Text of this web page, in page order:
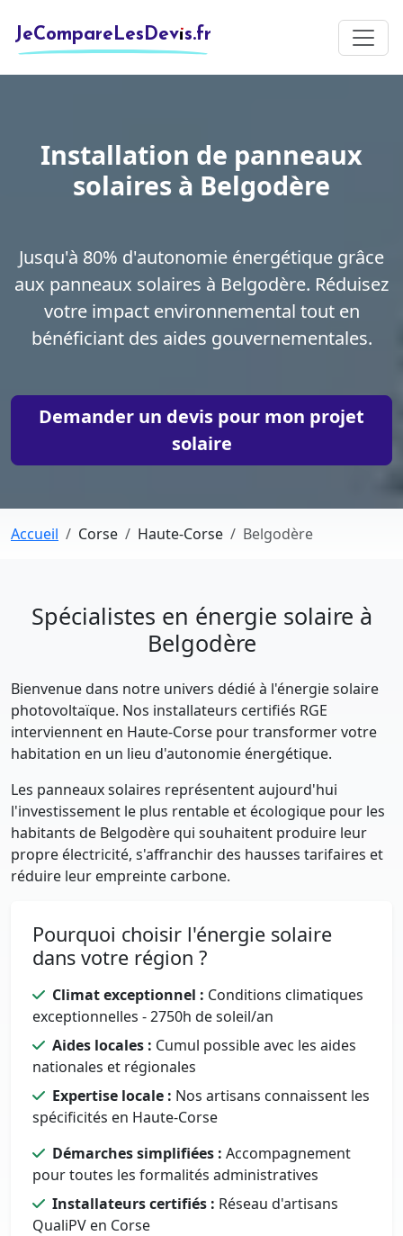
JeCompareLesDevis.fr
Installation de panneaux
solaires à Belgodère
Jusqu'à 80% d'autonomie énergétique grâce
aux panneaux solaires à Belgodère. Réduisez
votre impact environnemental tout en
bénéficiant des aides gouvernementales.
Demander un devis pour mon projet
solaire
Accueil Corse Haute-Corse Belgodère
Spécialistes en énergie solaire à
Belgodère
Bienvenue dans notre univers dédié à l'énergie solaire
photovoltaïque. Nos installateurs certifiés RGE
interviennent en Haute-Corse pour transformer votre
habitation en un lieu d'autonomie énergétique.
Les panneaux solaires représentent aujourd'hui
l'investissement le plus rentable et écologique pour les
habitants de Belgodère qui souhaitent produire leur
propre électricité, s'affranchir des hausses tarifaires et
réduire leur empreinte carbone.
Pourquoi choisir l'énergie solaire
dans votre région ?
Climat exceptionnel : Conditions climatiques
exceptionnelles - 2750h de soleil/an
Aides locales : Cumul possible avec les aides
nationales et régionales
Expertise locale : Nos artisans connaissent les
spécificités en Haute-Corse
Démarches simplifiées : Accompagnement
pour toutes les formalités administratives
Installateurs certifiés : Réseau d'artisans
QualiPV en Corse